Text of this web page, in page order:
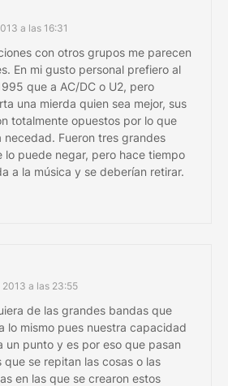
a las 16:31
con otros grupos me parecen
En mi gusto personal prefiero al
que a AC/DC o U2, pero
una mierda quien sea mejor, sus
totalmente opuestos por lo que
necedad. Fueron tres grandes
lo puede negar, pero hace tiempo
a la música y se deberían retirar.
2013 a las 23:55
de las grandes bandas que
lo mismo pues nuestra capacidad
un punto y es por eso que pasan
que se repitan las cosas o las
en las que se crearon estos